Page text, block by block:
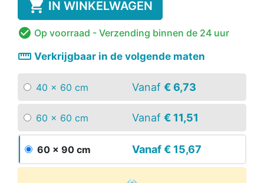
 IN WINKELWAGEN
 Op voorraad - Verzending binnen de 24 uur
straighten Verkrijgbaar in de volgende maten
40 x 60 cm Vanaf € 6,73
60 x 60 cm Vanaf € 11,51
60 x 90 cm Vanaf€ 15,67